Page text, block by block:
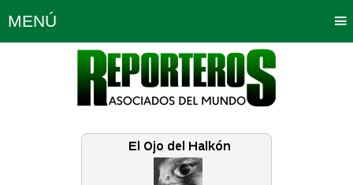
MENÚ
Política Opinión Bogotá
Planeta Tierra Deportes
Educación Neira